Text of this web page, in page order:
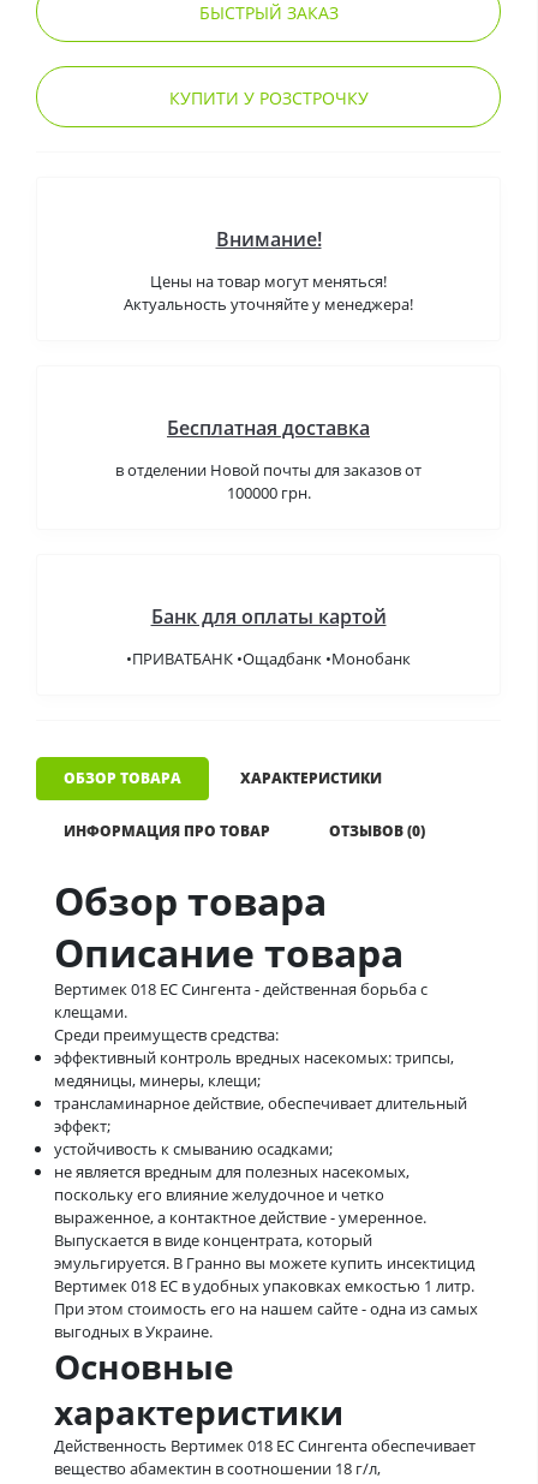
ОБЗОР ТОВАРА ХАРАКТЕРИСТИКИ
ИНФОРМАЦИЯ ПРО ТОВАР ОТЗЫВОВ (0)
Обзор товара
Описание товара
Вертимек 018 ЕС Сингента - действенная борьба с
клещами.
Среди преимуществ средства:
эффективный контроль вредных насекомых: трипсы,
медяницы, минеры, клещи;
трансламинарное действие, обеспечивает длительный
эффект;
устойчивость к смыванию осадками;
не является вредным для полезных насекомых,
поскольку его влияние желудочное и четко
выраженное, а контактное действие - умеренное.
Выпускается в виде концентрата, который
эмульгируется. В Гранно вы можете купить инсектицид
Вертимек 018 ЕС в удобных упаковках емкостью 1 литр.
При этом стоимость его на нашем сайте - одна из самых
выгодных в Украине.
Основные
характеристики
Действенность Вертимек 018 ЕС Сингента обеспечивает
вещество абамектин в соотношении 18 г/л,
БЫСТРЫЙ ЗАКАЗ
КУПИТИ У РОЗСТРОЧКУ
Внимание!
Цены на товар могут меняться!
Актуальность уточняйте у менеджера!
Бесплатная доставка
в отделении Новой почты для заказов от
100000 грн.
Банк для оплаты картой
•ПРИВАТБАНК •Ощадбанк •Монобанк